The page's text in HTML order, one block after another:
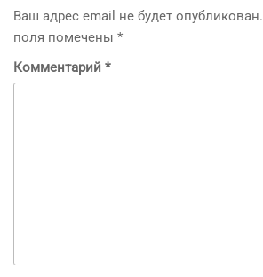
Ваш адрес email не будет опубликован.
поля помечены *
Комментарий *